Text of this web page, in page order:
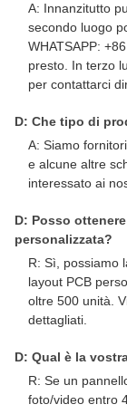
A: Innanzitutto
secondo luogo
WHATSAPP:
presto. In terzo
per contattarci
D: Che tipo di
A: Siamo
e alcune altre
interessato ai
D: Posso
personalizzata?
R: Sì, possiamo
layout PCB
oltre 500 unità.
dettagliati.
D: Qual è la
R: Se un
foto/video entro